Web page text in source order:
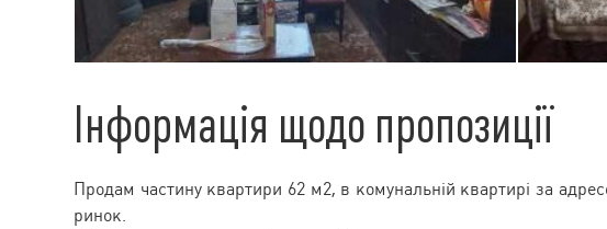
Інформація щодо пропозиції
Продам частину квартири 62 м2, в комунальній квартирі за
ринок.